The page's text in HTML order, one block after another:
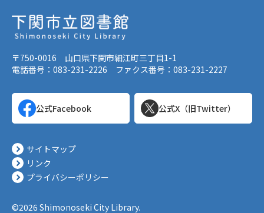
〒750-0016 山口県下関市細江町三丁目1-1
電話番号：083-231-2226 ファクス番号：083-231-2227
公式Facebook 公式X（旧Twitter）
サイトマップ
リンク
プライバシーポリシー
©2026 Shimonoseki City Library.